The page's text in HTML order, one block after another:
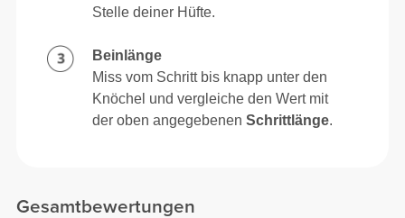
Gesamtbewertungen
Stelle deiner Hüfte.
Beinlänge
Miss vom Schritt bis knapp unter den
Knöchel und vergleiche den Wert mit
der oben angegebenenSchrittlänge.